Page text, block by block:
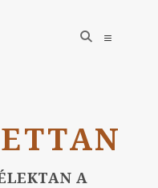
open
search
open
A